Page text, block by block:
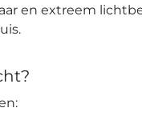
en extreem